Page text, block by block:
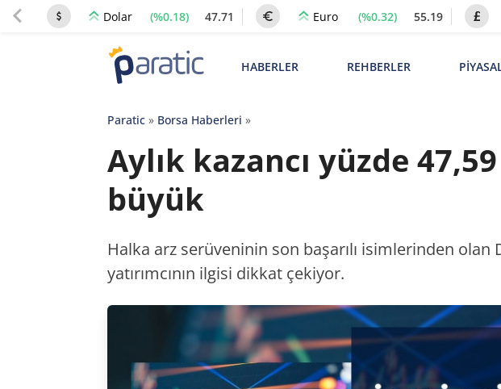
Dolar (%0.18) 47.71 Euro (%0.32) 55.19
HABERLER REHBERLER
Paratic» Borsa Haberleri »
Aylık kazancı yüzde
büyük
Halka arz serüveninin son başarılı isimlerinden
yatırımcının ilgisi dikkat çekiyor.